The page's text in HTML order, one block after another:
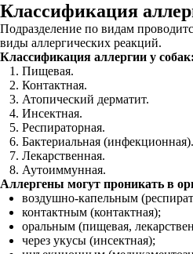
Классификация
Подразделение по видам
виды аллергических реакций.
Классификация аллергии у собак:
Пищевая.
Контактная.
Атопический дерматит.
Инсектная.
Респираторная.
Бактериальная (инфекционная).
Лекарственная.
Аутоиммунная.
Аллергены могут проникать в
воздушно-капельным
контактным (контактная);
оральным (пищевая,
через укусы (инсектная);